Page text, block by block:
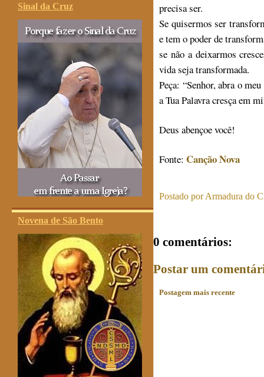
Sinal da Cruz
Novena de São Bento
precisa ser.
Se quisermos ser
e tem o poder de
se não a deixarmos
vida seja transformada.
Peça: “Senhor, abra o
a Tua Palavra cresça em
Deus abençoe você!
Fonte: Canção Nova
Postado porArmadura do
0 comentários:
Postar um
Postagem mais recente